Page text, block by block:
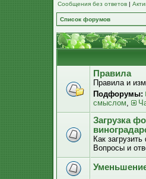
Сообщения без ответов |
Список форумов
Правила
Правила и
Подфорумы:
смыслом,
Загрузка
Как
Вопросы и